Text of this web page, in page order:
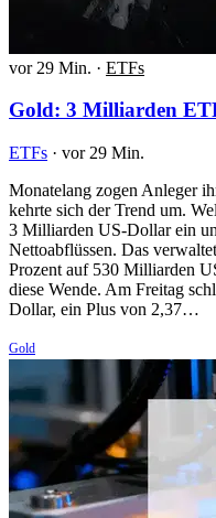
vor 29 Min. · ETFs
Gold: 3 Milliarden
ETFs · vor 29 Min.
Monatelang zogen Anleger
kehrte sich der Trend um.
3 Milliarden US-Dollar ein
Nettoabflüssen. Das
Prozent auf 530 Milliarden
diese Wende. Am Freitag
Dollar, ein Plus von 2,37…
Gold